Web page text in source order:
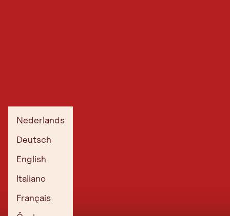
Nederlands
Deutsch
English
Italiano
Français